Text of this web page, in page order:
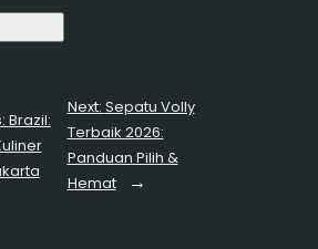
Brazil:
Next: Sepatu Volly
Terbaik 2026:
Panduan Pilih &
Hemat
→